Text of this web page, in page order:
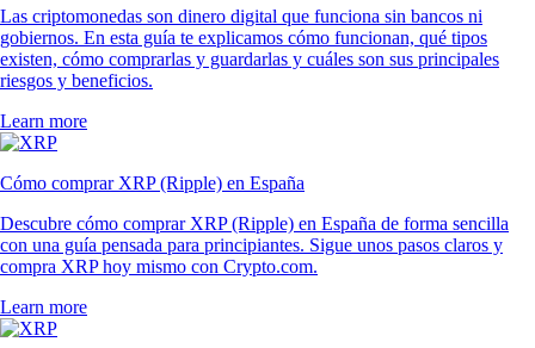
Las criptomonedas son dinero digital que funciona sin bancos ni
gobiernos. En esta guía te explicamos cómo funcionan, qué tipos
existen, cómo comprarlas y guardarlas y cuáles son sus principales
riesgos y beneficios.
Learn more
Cómo comprar XRP (Ripple) en España
Descubre cómo comprar XRP (Ripple) en España de forma sencilla
con una guía pensada para principiantes. Sigue unos pasos claros y
compra XRP hoy mismo con Crypto.com.
Learn more